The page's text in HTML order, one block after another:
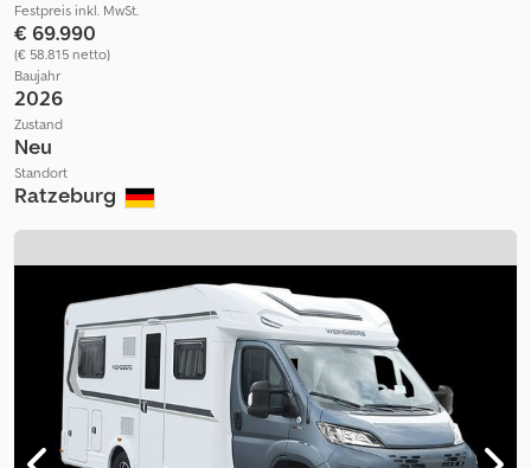
Festpreis inkl. MwSt.
€ 69.990
(€ 58.815 netto)
Baujahr
2026
Zustand
Neu
Standort
Ratzeburg